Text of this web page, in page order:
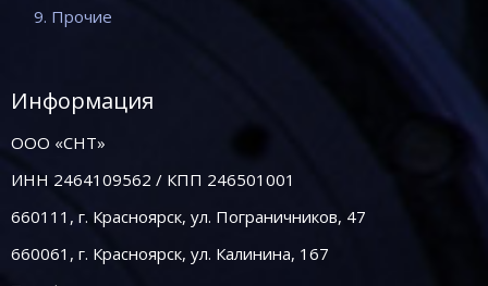
9. Прочие
Информация
ООО «СНТ»
ИНН 2464109562 / КПП 246501001
660111, г. Красноярск, ул. Пограничников, 47
660061, г. Красноярск, ул. Калинина, 167